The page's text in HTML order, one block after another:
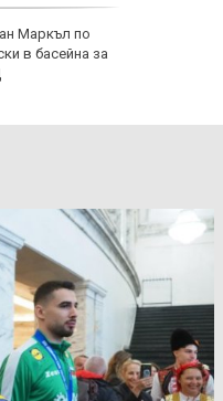
Маркъл по
в басейна за